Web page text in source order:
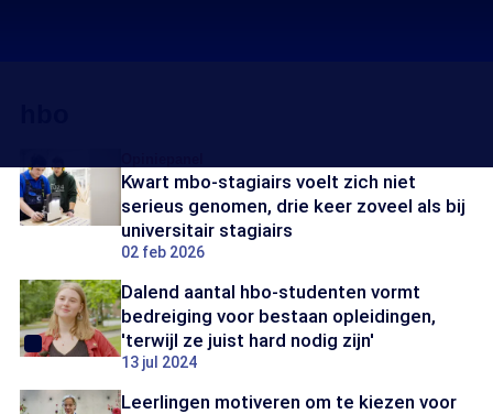
Kwart mbo-stagiairs voelt zich niet
serieus genomen, drie keer zoveel als bij
universitair stagiairs
02 feb 2026
Dalend aantal hbo-studenten vormt
bedreiging voor bestaan opleidingen,
'terwijl ze juist hard nodig zijn'
13 jul 2024
Leerlingen motiveren om te kiezen voor